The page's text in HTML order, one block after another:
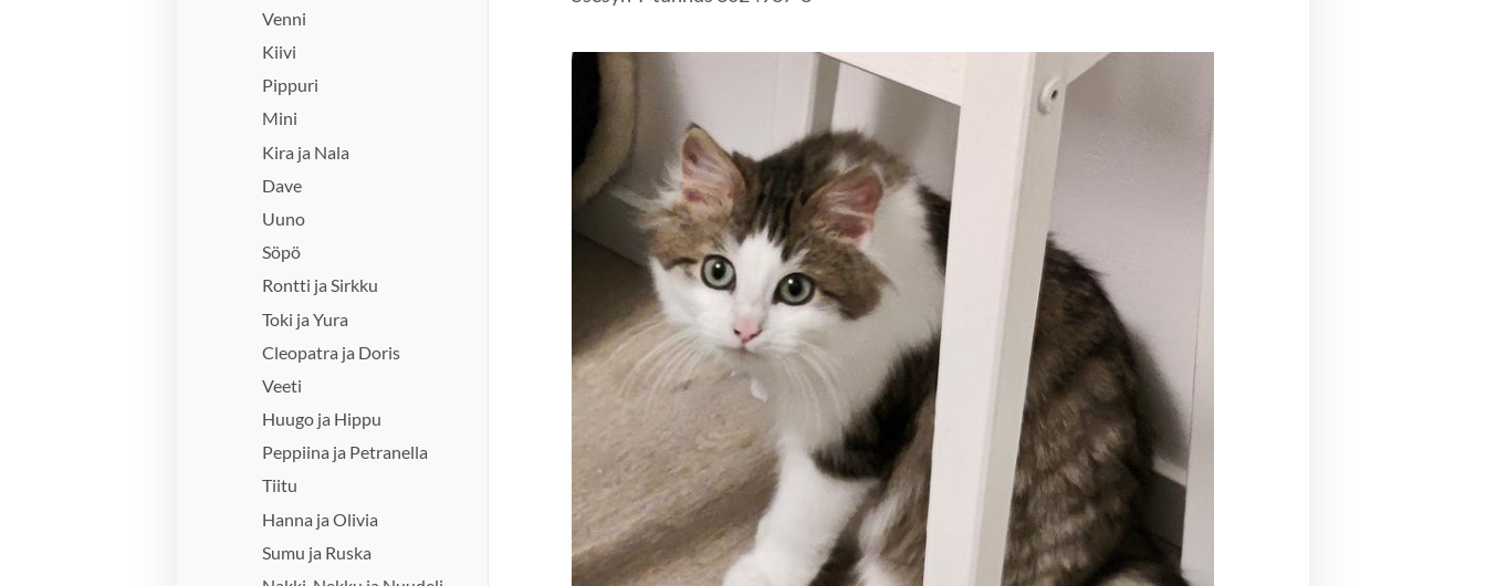
Venni
Kiivi
Pippuri
Mini
Kira ja Nala
Dave
Uuno
Söpö
Rontti ja Sirkku
Toki ja Yura
Cleopatra ja Doris
Veeti
Huugo ja Hippu
Peppiina ja Petranella
Tiitu
Hanna ja Olivia
Sumu ja Ruska